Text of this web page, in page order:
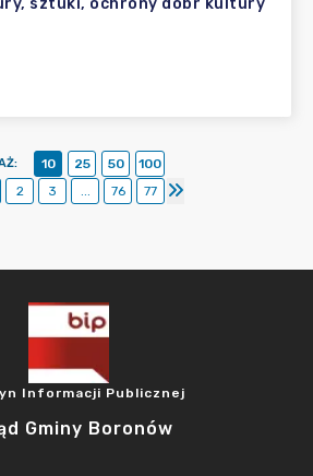
sztuki, ochrony dóbr kultury
: 10 25 50
100
2 3 ... 76 77
Informacji Publicznej
Gminy Boronów